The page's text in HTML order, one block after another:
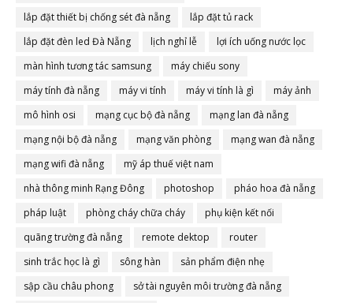
lắp đặt thiết bị chống sét đà nẵng
lắp đặt tủ rack
lắp đặt đèn led Đà Nẵng
lịch nghỉ lễ
lợi ích uống nước lọc
màn hình tương tác samsung
máy chiếu sony
máy tính đà nẵng
máy vi tính máy vi tính là gì
máy ảnh
mô hình osi
mạng cục bộ đà nẵng
mạng lan đà nẵng
mạng nội bộ đà nẵng
mạng văn phòng
mạng wan đà nẵng
mạng wifi đà nẵng
mỹ áp thuế việt nam
nhà thông minh Rạng Đông
photoshop
pháo hoa đà nẵng
pháp luật
phòng cháy chữa cháy
phụ kiện kết nối
quãng trường đà nẵng
remote dektop
router
sinh trắc học là gì
sông hàn
sản phẩm điện nhẹ
sập cầu châu phong
sở tài nguyên môi trường đà nẵng